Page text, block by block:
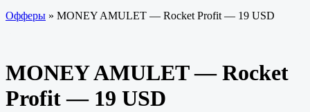
Офферы » MONEY AMULET — Rocket Profit — 19 USD
MONEY AMULET — Rocket
Profit — 19 USD